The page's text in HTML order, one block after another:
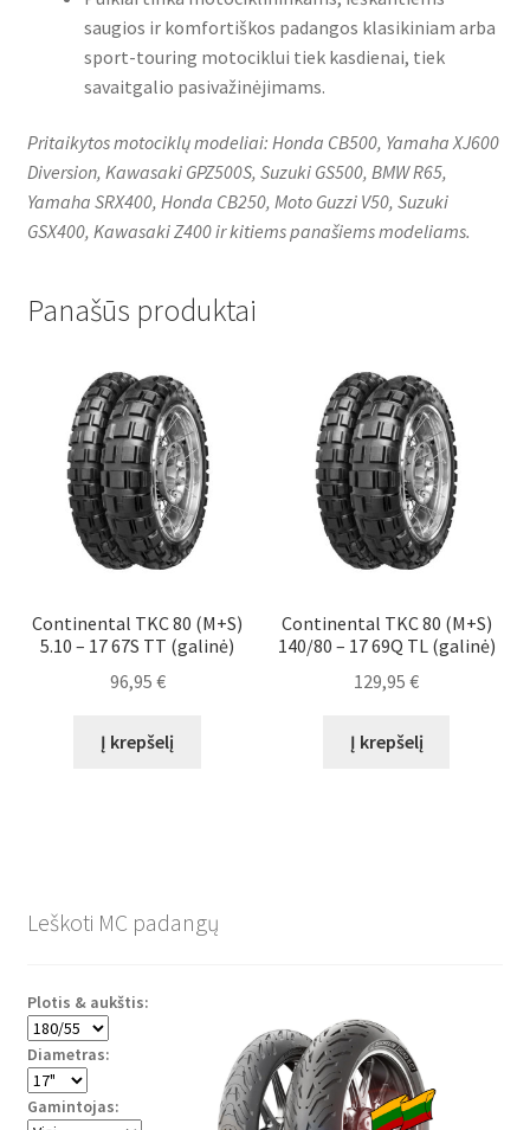
saugios ir komfortiškos padangos klasikiniam arba
sport-touring motociklui tiek kasdienai, tiek
savaitgalio pasivažinėjimams.
Pritaikytos motociklų modeliai: Honda CB500, Yamaha XJ600
Diversion, Kawasaki GPZ500S, Suzuki GS500, BMW R65,
Yamaha SRX400, Honda CB250, Moto Guzzi V50, Suzuki
GSX400, Kawasaki Z400 ir kitiems panašiems modeliams.
Panašūs produktai
Continental TKC 80 (M+S)
5.10 – 17 67S TT (galinė)
96,95 €
Į krepšelį
Continental TKC 80 (M+S)
140/80 – 17 69Q TL (galinė)
129,95€
Į krepšelį
Leškoti MC padangų
Plotis & aukštis:
Diametras:
Gamintojas: